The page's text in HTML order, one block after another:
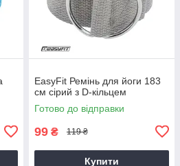
EasyFit Ремінь для йоги 183
см сірий з D-кільцем
Готово до відправки
99 ₴ 119 ₴
Купити